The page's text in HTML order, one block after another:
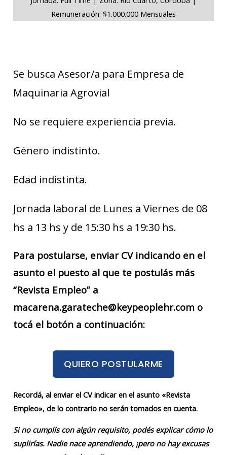
Remuneración: $1.000.000 Mensuales
Se busca Asesor/a para Empresa de
Maquinaria Agrovial
No se requiere experiencia previa.
Género indistinto.
Edad indistinta.
Jornada laboral de Lunes a Viernes de 08
hs a 13 hs y de 15:30 hs a 19:30 hs.
Para postularse, enviar CV indicando en el
asunto el puesto al que te postulás más
“Revista Empleo” a
macarena.garateche@keypeoplehr.com o
tocá el botón a continuación:
QUIERO POSTULARME
Recordá, al enviar el CV indicar en el asunto «Revista
Empleo», de lo contrario no serán tomados en cuenta.
Si no cumplís con algún requisito, podés explicar cómo lo
suplirías. Nadie nace aprendiendo, ¡pero no hay excusas